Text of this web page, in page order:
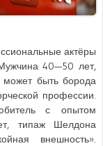
актёры
40—50 лет,
может быть борода
профессии.
с опытом
типаж Шелдона
внешность».